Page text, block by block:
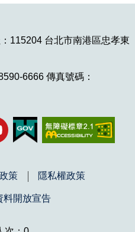
115204 台北市南港區忠孝東
6666 傳真號碼：
策 隱私權政策
料開放宣告